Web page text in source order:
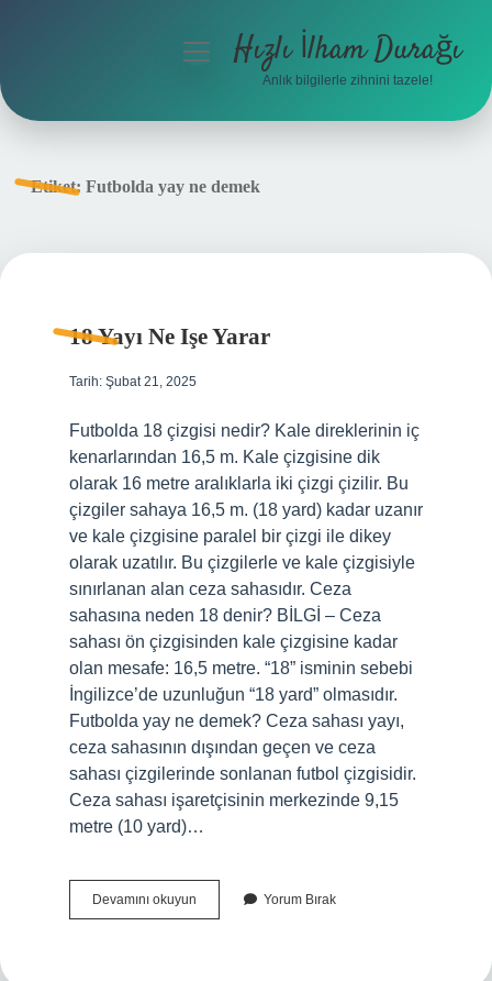
menüyüHızlı İlham Durağı
Anlık bilgilerle zihnini tazele!
Etiket: Futbolda yay ne demek
18 Yayı Ne Işe Yarar
Tarih: Şubat 21, 2025
Futbolda 18 çizgisi nedir? Kale direklerinin iç
kenarlarından 16,5 m. Kale çizgisine dik
olarak 16 metre aralıklarla iki çizgi çizilir. Bu
çizgiler sahaya 16,5 m. (18 yard) kadar uzanır
ve kale çizgisine paralel bir çizgi ile dikey
olarak uzatılır. Bu çizgilerle ve kale çizgisiyle
sınırlanan alan ceza sahasıdır. Ceza
sahasına neden 18 denir? BİLGİ – Ceza
sahası ön çizgisinden kale çizgisine kadar
olan mesafe: 16,5 metre. “18” isminin sebebi
İngilizce’de uzunluğun “18 yard” olmasıdır.
Futbolda yay ne demek? Ceza sahası yayı,
ceza sahasının dışından geçen ve ceza
sahası çizgilerinde sonlanan futbol çizgisidir.
Ceza sahası işaretçisinin merkezinde 9,15
metre (10 yard)…
Devamını okuyun
Yayı
Yorum Bırak